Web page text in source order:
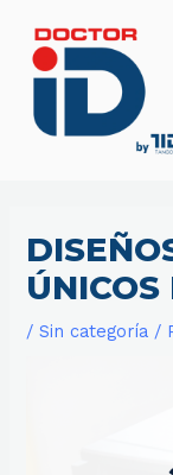
contenido
/Sin categoría /